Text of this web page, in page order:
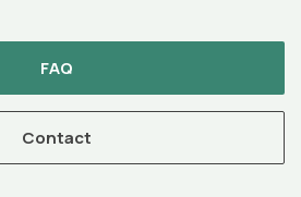
FAQ
Contact